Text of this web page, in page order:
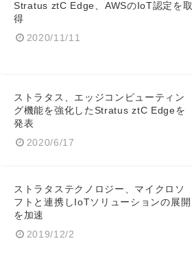
Stratus ztC Edge、AWSのIoT認定を取
得
2020/11/11
ストラタス、エッジコンピューティン
グ機能を強化したStratus ztC Edgeを
発表
2020/6/17
ストラタステクノロジー、マイクロソ
フトと連携しIoTソリューションの展開
を加速
2019/12/2